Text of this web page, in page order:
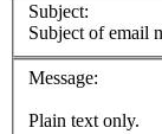
Subject:
Subject of email
Message:
Plain text only.